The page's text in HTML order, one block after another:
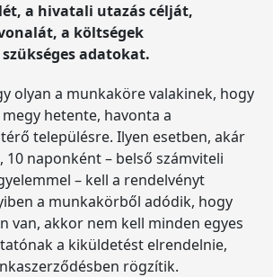
a hivatali utazás célját,
a költségek
adatokat.
olyan a munkaköre valakinek, hogy
hetente, havonta a
településre. Ilyen esetben, akár
10 naponként – belső számviteli
– kell a rendelvényt
a munkakörből adódik, hogy
van, akkor nem kell minden egyes
a kiküldetést elrendelnie,
rögzítik.